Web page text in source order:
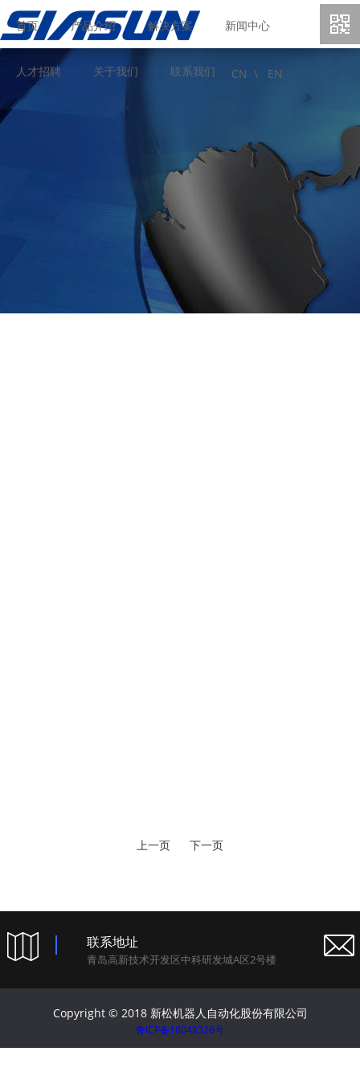
首页 产品介绍 解决方案 新闻中心
人才招聘 关于我们 联系我们 CN \ EN
上一页 下一页
联系地址
青岛高新技术开发区中科研发城A区2号楼
Copyright © 2018 新松机器人自动化股份有限公司
鲁ICP备18048326号